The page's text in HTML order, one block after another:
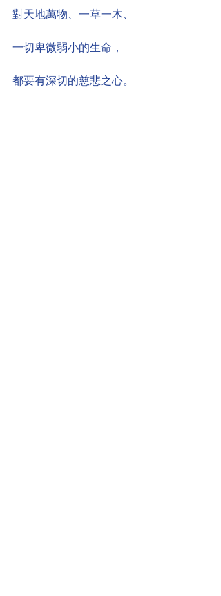
對天地萬物、一草一木、
一切卑微弱小的生命，
都要有深切的慈悲之心。